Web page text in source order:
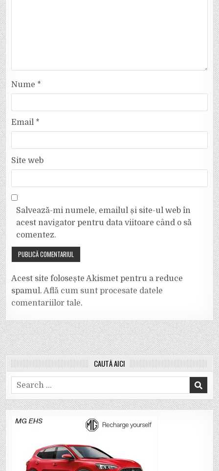
Nume *
Email *
Site web
Salvează-mi numele, emailul și site-ul web în
acest navigator pentru data viitoare când o să
comentez.
Acest site folosește Akismet pentru a reduce
spamul.Află cum sunt procesate datele
comentariilor tale.
CAUTĂ AICI
Search
for: